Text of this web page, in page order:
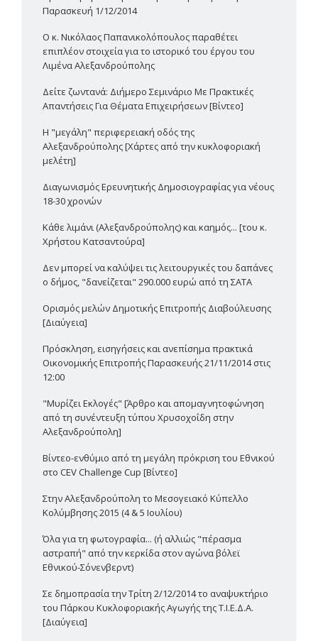
Παρασκευή 1/12/2014
Ο κ. Νικόλαος Παπανικολόπουλος παραθέτει
επιπλέον στοιχεία για το ιστορικό του έργου του
Λιμένα Αλεξανδρούπολης
Δείτε ζωντανά: Διήμερο Σεμινάριο Με Πρακτικές
Απαντήσεις Για Θέματα Επιχειρήσεων [Βίντεο]
Η "μεγάλη" περιφερειακή οδός της
Αλεξανδρούπολης [Χάρτες από την κυκλοφοριακή
μελέτη]
Διαγωνισμός Ερευνητικής Δημοσιογραφίας για νέους
18-30 χρονών
Κάθε λιμάνι (Αλεξανδρούπολης) και καημός... [του κ.
Χρήστου Κατσαντούρα]
Δεν μπορεί να καλύψει τις λειτουργικές του δαπάνες
ο δήμος, "δανείζεται" 290.000 ευρώ από τη ΣΑΤΑ
Ορισμός μελών Δημοτικής Επιτροπής Διαβούλευσης
[Διαύγεια]
Πρόσκληση, εισηγήσεις και ανεπίσημα πρακτικά
Οικονομικής Επιτροπής Παρασκευής 21/11/2014 στις
12:00
"Μυρίζει Εκλογές" [Άρθρο και απομαγνητοφώνηση
από τη συνέντευξη τύπου Χρυσοχοΐδη στην
Αλεξανδρούπολη]
Βίντεο-ενθύμιο από τη μεγάλη πρόκριση του Εθνικού
στο CEV Challenge Cup [Βίντεο]
Στην Αλεξανδρούπολη το Μεσογειακό Κύπελλο
Κολύμβησης 2015 (4 & 5 Ιουλίου)
Όλα για τη φωτογραφία... (ή αλλιώς "πέρασμα
αστραπή" από την κερκίδα στον αγώνα βόλεϊ
Εθνικού-Σόνενβερντ)
Σε δημοπρασία την Τρίτη 2/12/2014 το αναψυκτήριο
του Πάρκου Κυκλοφοριακής Αγωγής της Τ.Ι.Ε.Δ.Α.
[Διαύγεια]